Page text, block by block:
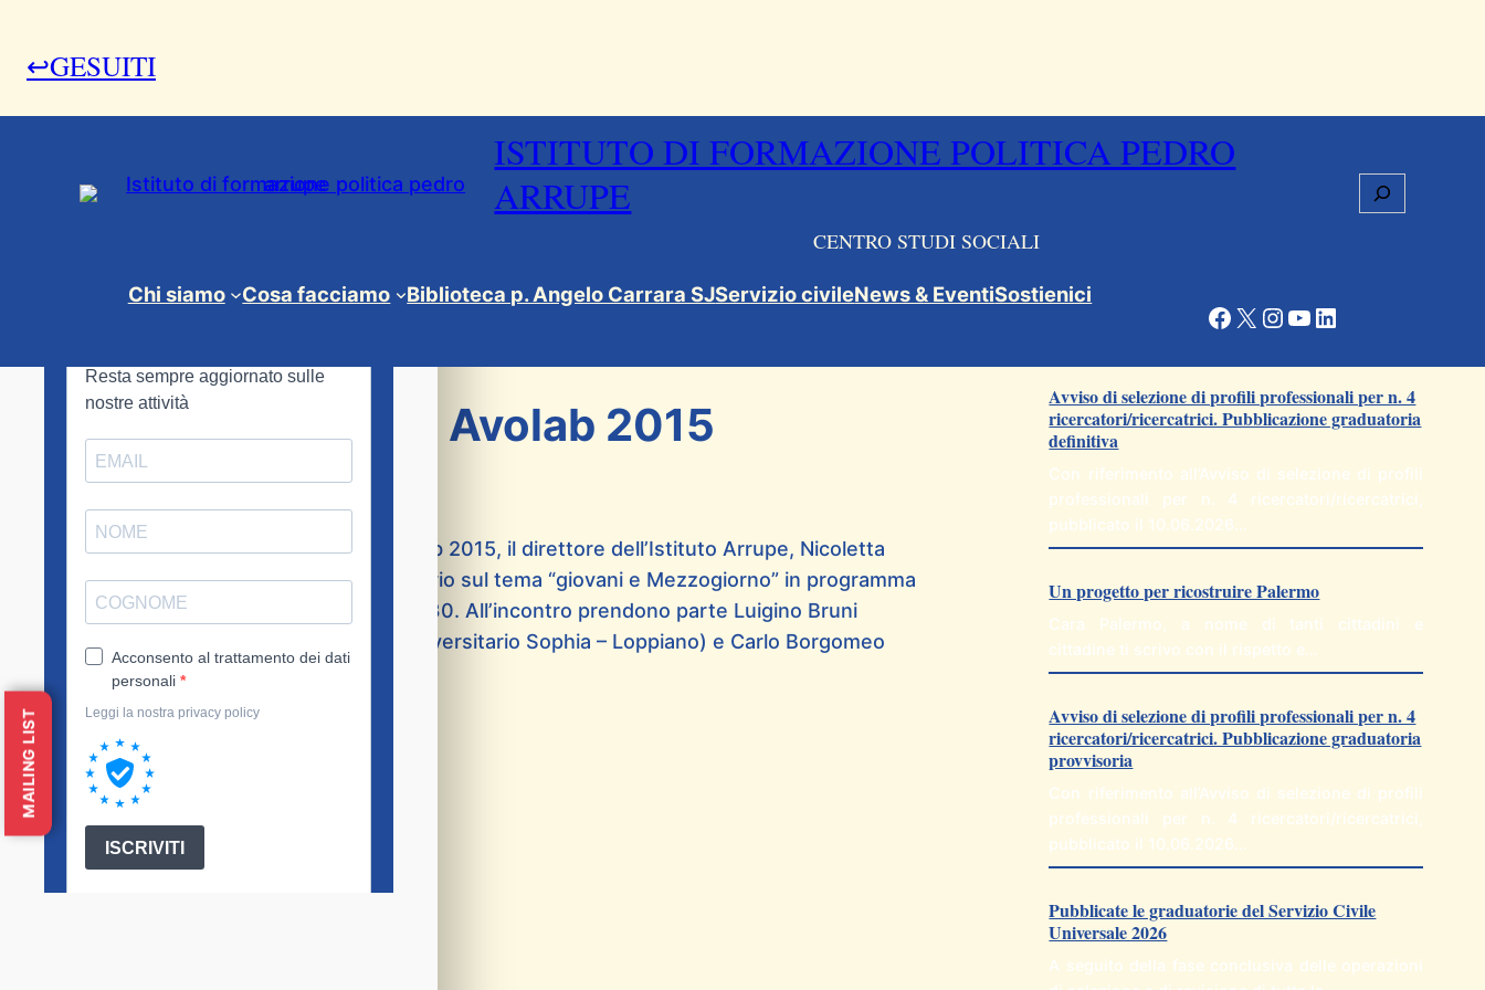
↩GESUITI
ISTITUTO DI FORMAZIONE POLITICA PEDRO
ARRUPE
CENTRO STUDI SOCIALI
Cerca
Chi siamo Cosa facciamo Biblioteca p. Angelo Carrara SJServizio civileNews & EventiSostienici
Facebook X Instagram YouTube LinkedIn
7 Settembre 2015
Summer School di Avolab 2015
All’interno dellaSummer School
di Avolab 2015, il direttore dell’Istituto Arrupe, Nicoletta
Purpura, coordina il seminario – laboratorio sul tema “giovani e Mezzogiorno” in programma
mercoledì 9 settembre 2015 alle ore 18.30. All’incontro prendono parte Luigino Bruni
(Università Lumsa di Roma e Istituto Universitario Sophia – Loppiano) e Carlo Borgomeo
(Fondazione con il Sud).
Programma/1
Programma/2
Avviso di selezione di profili professionali per n. 4
ricercatori/ricercatrici. Pubblicazione graduatoria
definitiva
Con riferimento all’Avviso di selezione di profili
professionali per n. 4 ricercatori/ricercatrici,
pubblicato il 10.06.2026…
Un progetto per ricostruire Palermo
Cara Palermo, a nome di tanti cittadini e
cittadine ti scrivo con il rispetto e…
Avviso di selezione di profili professionali per n. 4
ricercatori/ricercatrici. Pubblicazione graduatoria
provvisoria
Con riferimento all’Avviso di selezione di profili
professionali per n. 4 ricercatori/ricercatrici,
pubblicato il 10.06.2026…
Pubblicate le graduatorie del Servizio Civile
Universale 2026
A seguito della fase conclusiva delle operazioni
MAILING LIST